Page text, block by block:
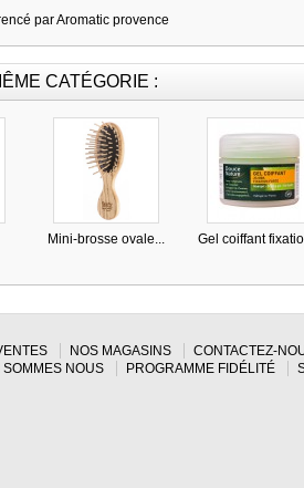
par Aromatic provence
CATÉGORIE :
Mini-brosse ovale... Gel coiffant
NOS MAGASINS CONTACTEZ-
SOMMES NOUS PROGRAMME FIDÉLITÉ